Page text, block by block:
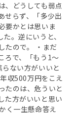
、どうしても弱点
せらず、「多少出
要かとは思いま
。逆にいうと、
たので。 ・まだ
ろで、「もう1～
ない方がいいと
収500万円をこえ
たのは、危ういと
た方がいいと思い
く一生懸命答え